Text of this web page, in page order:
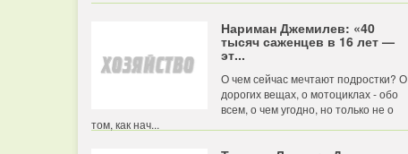
Нариман Джемилев: «40
тысяч саженцев в 16 лет —
эт...
О чем сейчас мечтают подростки? О
дорогих вещах, о мотоциклах - обо
всем, о чем угодно, но только не о
том, как нач...